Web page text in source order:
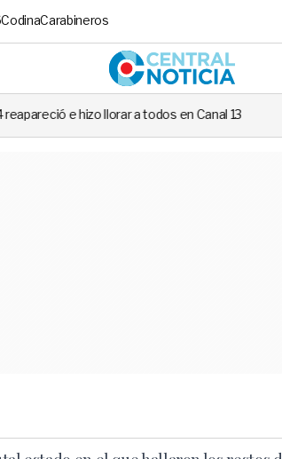
CodinaCarabineros
todos en Canal 13 Nieve llegará a varias